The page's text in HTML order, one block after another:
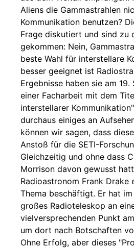
Aliens die Gammastrahlen
Kommunikation benutzen?
Frage diskutiert und sind zu
gekommen: Nein,
beste Wahl für interstellare
besser geeignet ist
Ergebnisse haben sie am
einer Facharbeit mit dem
interstellarer
durchaus einiges an
können wir sagen, dass
Anstoß für die SETI-
Gleichzeitig und ohne dass
Morrison davon gewusst
Radioastronom Frank Drake
Thema beschäftigt. Er hat
großes Radioteleskop an
vielversprechenden Punkt
um dort nach Botschaften
Ohne Erfolg, aber dieses